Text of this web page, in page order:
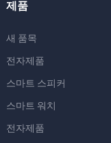
제품
새 품목
전자제품
스마트 스피커
스마트 워치
전자제품